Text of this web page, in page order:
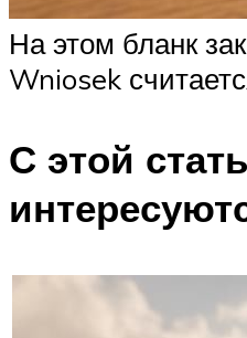
На этом бланк
Wniosek
С этой